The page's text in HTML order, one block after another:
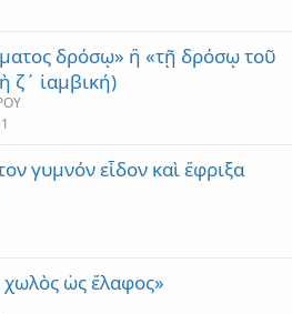
δρόσῳ» ἢ «τῇ δρόσῳ τοῦ
ζ΄ ἰαμβική)
γυμνόν εἶδον καὶ ἔφριξα
χωλὸς ὡς ἔλαφος»